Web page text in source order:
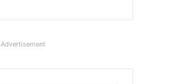
Advertisement